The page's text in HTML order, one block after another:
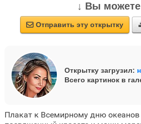
↓ Вы можете
 Отправить эту открытку
Открытку загрузил:
Всего картинок в
Плакат к Всемирному дню